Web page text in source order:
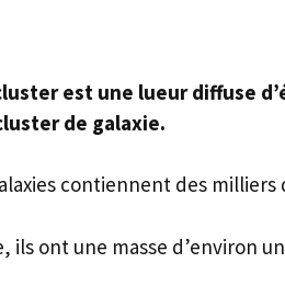
est une lueur diffuse
de galaxie.
contiennent des
ils ont une masse d’environ